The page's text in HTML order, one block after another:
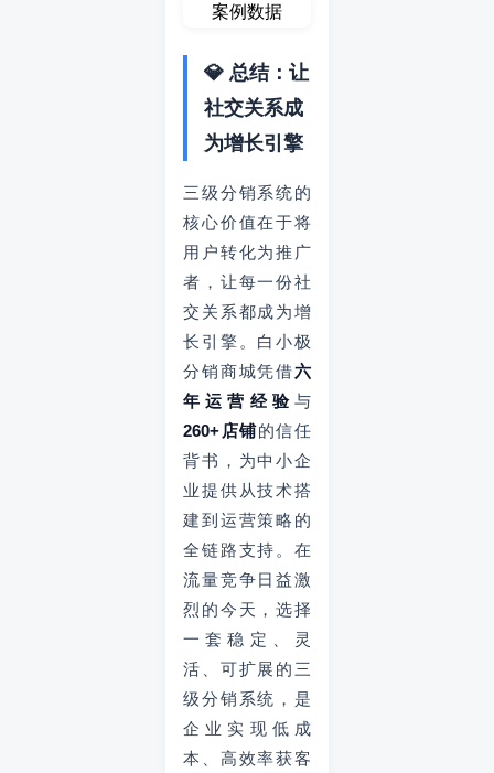
💎 总结：让
社交关系成
为增长引擎
三级分销系统的
核心价值在于将
用户转化为推广
者，让每一份社
交关系都成为增
长引擎。白小极
分销商城凭借六
年运营经验 与
260+店铺的信任
背书，为中小企
业提供从技术搭
建到运营策略的
全链路支持。在
流量竞争日益激
烈的今天，选择
一套稳定、灵
活、可扩展的三
级分销系统，是
企业实现低成
本、高效率获客